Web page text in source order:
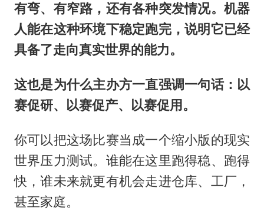
有弯、有窄路，还有各种突发情况。机器
人能在这种环境下稳定跑完，说明它已经
具备了走向真实世界的能力。
这也是为什么主办方一直强调一句话：以
赛促研、以赛促产、以赛促用。
你可以把这场比赛当成一个缩小版的现实
世界压力测试。谁能在这里跑得稳、跑得
快，谁未来就更有机会走进仓库、工厂，
甚至家庭。